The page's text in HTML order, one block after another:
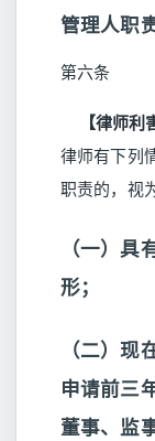
管理人职
第六条
【律师利
律师有下列
职责的，视
（一）
形；
（二）
申请前三
董事、监